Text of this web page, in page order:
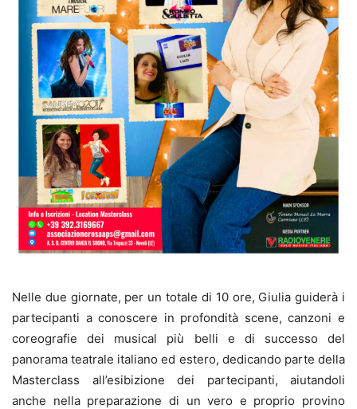
Nelle due giornate, per un totale di 10 ore, Giulia guiderà i
partecipanti a conoscere in profondità scene, canzoni e
coreografie dei musical più belli e di successo del
panorama teatrale italiano ed estero, dedicando parte della
Masterclass all’esibizione dei partecipanti, aiutandoli
anche nella preparazione di un vero e proprio provino